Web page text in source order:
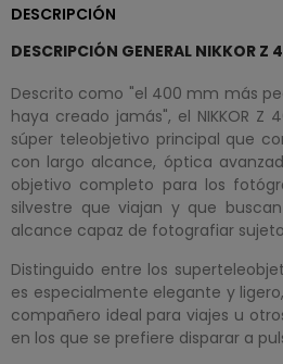
DESCRIPCIÓN
DESCRIPCIÓN GENERAL NIKKOR
Descrito como "el 400 mm más
haya creado jamás", el NIKKOR
súper teleobjetivo principal que
con largo alcance, óptica
objetivo completo para los
silvestre que viajan y que
alcance capaz de fotografiar
Distinguido entre los
es especialmente elegante y
compañero ideal para viajes u
en los que se prefiere disparar a